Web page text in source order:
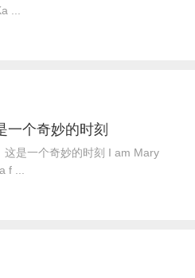
...
一个奇妙的时刻
是一个奇妙的时刻 I am Mary
f ...